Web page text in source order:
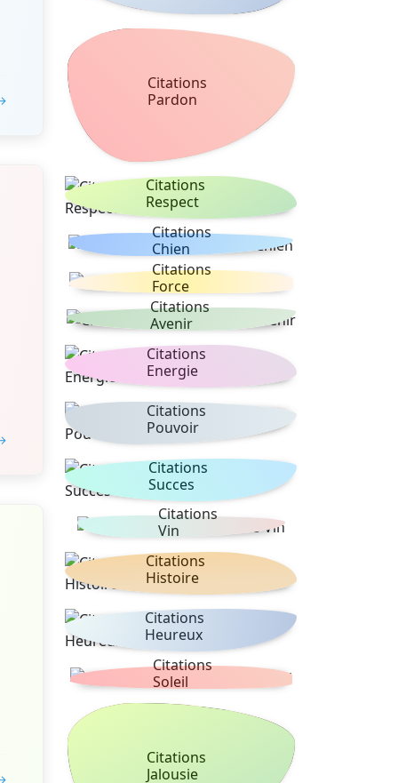
Citations
Pardon
Citations
Respect
Citations
Chien
Citations
Force
Citations
Avenir
Citations
Energie
Citations
Pouvoir
Citations
Succes
Citations
Vin
Citations
Histoire
Citations
Heureux
Citations
Soleil
Citations
Jalousie